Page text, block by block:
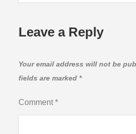
Leave a Reply
Your email address will not be
fields are marked *
Comment*